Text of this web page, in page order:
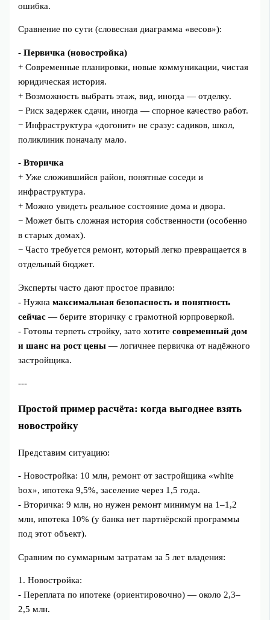
ошибка.
Сравнение по сути (словесная диаграмма «весов»):
-Первичка (новостройка)
+ Современные планировки, новые коммуникации, чистая
юридическая история.
+ Возможность выбрать этаж, вид, иногда — отделку.
− Риск задержек сдачи, иногда — спорное качество работ.
− Инфраструктура «догонит» не сразу: садиков, школ,
поликлиник поначалу мало.
-Вторичка
+ Уже сложившийся район, понятные соседи и
инфраструктура.
+ Можно увидеть реальное состояние дома и двора.
− Может быть сложная история собственности (особенно
в старых домах).
− Часто требуется ремонт, который легко превращается в
отдельный бюджет.
Эксперты часто дают простое правило:
- Нужнамаксимальная безопасность и понятность
сейчас — берите вторичку с грамотной юрпроверкой.
- Готовы терпеть стройку, зато хотитесовременный дом
и шанс на рост цены — логичнее первичка от надёжного
застройщика.
---
Простой пример расчёта: когда выгоднее взять
новостройку
Представим ситуацию:
- Новостройка: 10 млн, ремонт от застройщика «white
box», ипотека 9,5%, заселение через 1,5 года.
- Вторичка: 9 млн, но нужен ремонт минимум на 1–1,2
млн, ипотека 10% (у банка нет партнёрской программы
под этот объект).
Сравним по суммарным затратам за 5 лет владения:
1. Новостройка:
- Переплата по ипотеке (ориентировочно) — около 2,3–
2,5 млн.